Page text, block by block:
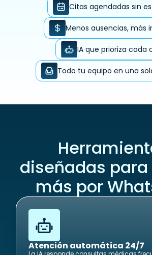
Citas agendadas sin
Menos ausencias, más
IA que prioriza cada
Todo tu equipo en una
diseñadas
más por
Atención automática 24/7